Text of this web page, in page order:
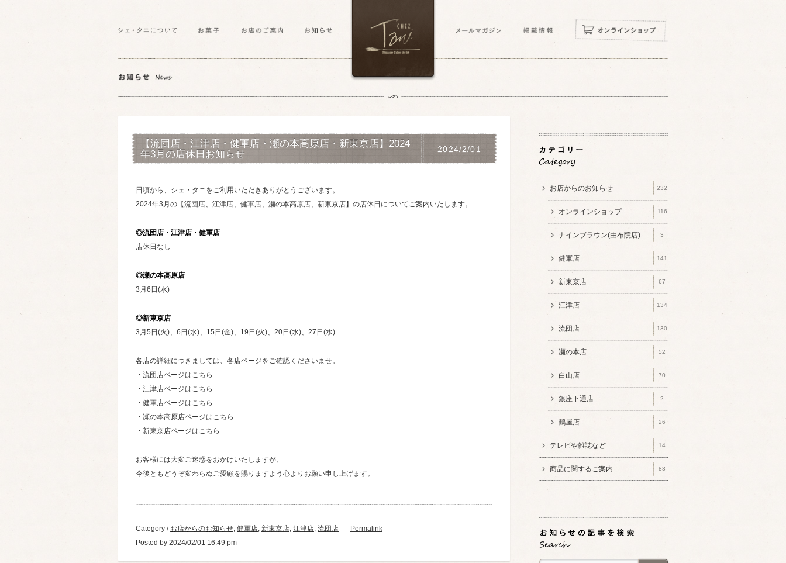
【流団店・江津店・健軍店・瀬の本高原店・新東京店】2024
年3月の店休日お知らせ
2024/2/01
日頃から、シェ・タニをご利用いただきありがとうございます。
2024年3月の【流団店、江津店、健軍店、瀬の本高原店、新東京店】の店休日についてご案内いたします。
◎流団店・江津店・健軍店
店休日なし
◎瀬の本高原店
3月6日(水)
◎新東京店
3月5日(火)、6日(水)、15日(金)、19日(火)、20日(水)、27日(水)
各店の詳細につきましては、各店ページをご確認くださいませ。
・ 流団店ページはこちら
・ 江津店ページはこちら
・ 健軍店ページはこちら
・ 瀬の本高原店ページはこちら
・ 新東京店ページはこちら
お客様には大変ご迷惑をおかけいたしますが、
今後ともどうぞ変わらぬご愛顧を賜りますよう心よりお願い申し上げます。
Category / お店からのお知らせ, 健軍店, 新東京店, 江津店, 流団店
Permalink
Posted by 2024/02/01 16:49 pm
お店からのお知らせ 232
オンラインショップ 116
ナインブラウン(由布院店) 3
健軍店 141
新東京店 67
江津店 134
流団店 130
瀬の本店 52
白山店 70
銀座下通店 2
鶴屋店 26
テレビや雑誌など 14
商品に関するご案内 83